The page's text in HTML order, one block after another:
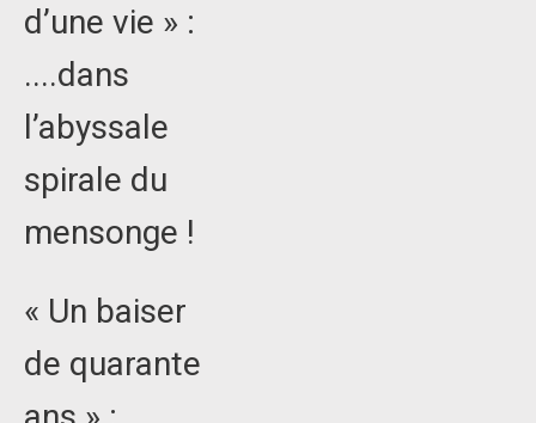
d’une vie » :
....dans
l’abyssale
spirale du
mensonge !
« Un baiser
de quarante